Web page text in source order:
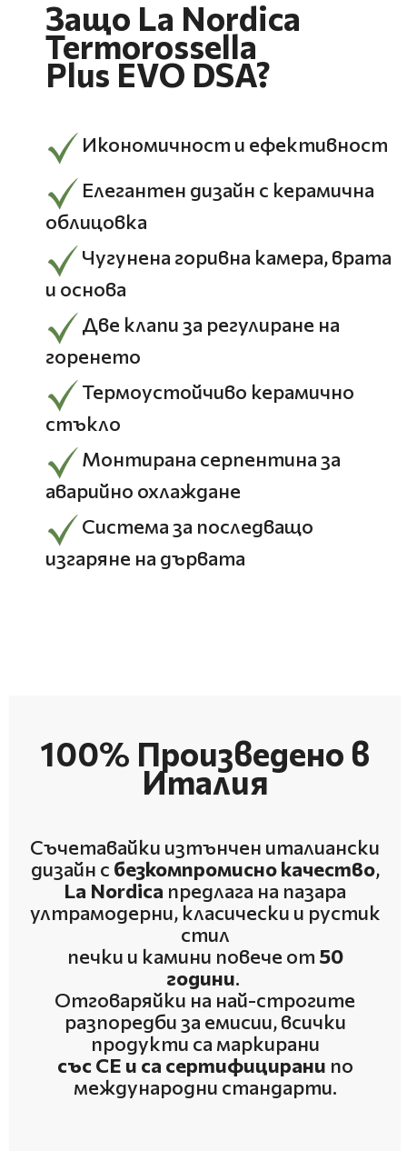
Защо La Nordica
Termorossella
Plus EVO DSA?
Икономичност и ефективност
Елегантен дизайн с керамична
облицовка
Чугунена горивна камера, врата
и основа
Две клапи за регулиране на
горенето
Термоустойчиво керамично
стъкло
Монтирана серпентина за
аварийно охлаждане
Система за последващо
изгаряне на дървата
100% Произведено в
Италия
Съчетавайки изтънчен италиански
дизайн с безкомпромисно качество,
La Nordica предлага на пазара
ултрамодерни, класически и рустик
стил
печки и камини повече от 50
години.
Отговаряйки на най-строгите
разпоредби за емисии, всички
продукти са маркирани
със CE и са сертифицирани по
международни стандарти.